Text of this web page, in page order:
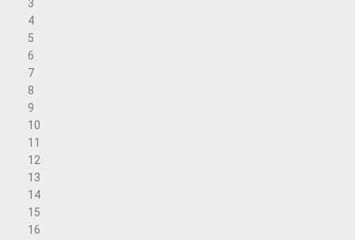
3
4
5
6
7
8
9
10
11
12
13
14
15
16